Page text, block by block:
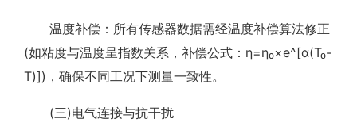
温度补偿：所有传感器数据需经温度补偿算法修正
(如粘度与温度呈指数关系，补偿公式：η=η₀×e^[α(T₀-
T)])，确保不同工况下测量一致性。
(三)电气连接与抗干扰